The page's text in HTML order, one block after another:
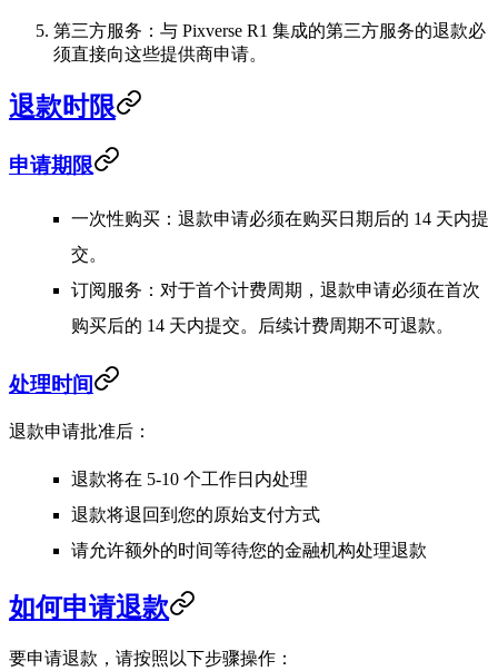
第三方服务 ：与 Pixverse R1 集成的第三方服务的退款必
须直接向这些提供商申请。
退款时限
申请期限
一次性购买 ：退款申请必须在购买日期后的 14 天内提
交。
订阅服务 ：对于首个计费周期，退款申请必须在首次
购买后的 14 天内提交。后续计费周期不可退款。
处理时间
退款申请批准后：
退款将在 5-10 个工作日内处理
退款将退回到您的原始支付方式
请允许额外的时间等待您的金融机构处理退款
如何申请退款
要申请退款，请按照以下步骤操作：